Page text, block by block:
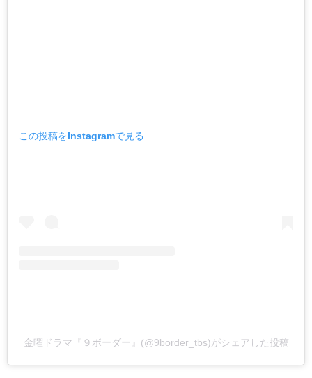
この投稿をInstagramで見る
金曜ドラマ『９ボーダー』(@9border_tbs)がシェアした投稿